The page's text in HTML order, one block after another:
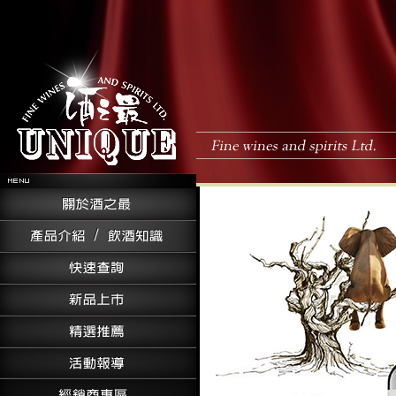
廠商帳號 :
廠商密碼 :
加入會員 忘記密碼